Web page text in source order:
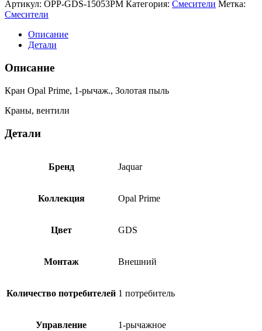
Артикул: OPP-GDS-15053PM Категория: Смесители Метка:
Смесители
Описание
Детали
Описание
Кран Opal Prime, 1-рычаж., Золотая пыль
Краны, вентили
Детали
Бренд Jaquar
Коллекция Opal Prime
Цвет GDS
Монтаж Внешний
Количество потребителей 1 потребитель
Управление 1-рычажное